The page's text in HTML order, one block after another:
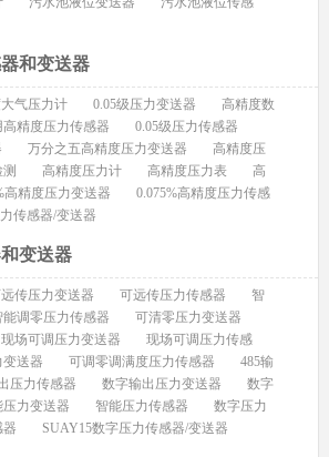
和变送器
气压力计 0.05级压力变送器
高精度数
高精度压力传感器
0.05级压力传感器
万分之五高精度压力变送器
高精度压
高精度压力计 高精度压力表
高
高精度压力变送器
0.075%高精度压力传感
传感器/变送器
变送器
传压力变送器 可远传压力传感器
智
能调零压力传感器
可清零压力变送器
现场可调压力变送器
现场可调压力传感
送器 可调零调满度压力传感器
485输
压力传感器 数字输出压力变送器
数字
压力变送器 智能压力传感器
数字压力
器 SUAY15数字压力传感器/变送器